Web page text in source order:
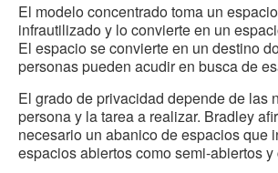
El modelo concentrado toma un
infrautilizado y lo convierte en un
El espacio se convierte en un destino
personas pueden acudir en busca de
El grado de privacidad depende de las
persona y la tarea a realizar. Bradley
necesario un abanico de espacios que
espacios abiertos como semi-abiertos y